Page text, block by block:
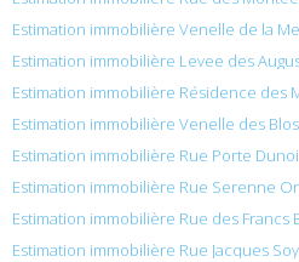
Estimation immobilière Venelle de la
Estimation immobilière Levee des
Estimation immobilière Résidence des
Estimation immobilière Venelle des
Estimation immobilière Rue Porte
Estimation immobilière Rue Serenne
Estimation immobilière Rue des Francs
Estimation immobilière Rue Jacques